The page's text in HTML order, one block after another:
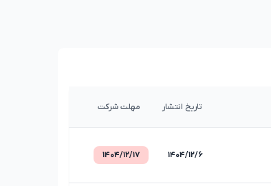
تاریخ انتشار مهلت شرکت
۱۴۰۴/۱۲/۶ ۱۴۰۴/۱۲/۱۷